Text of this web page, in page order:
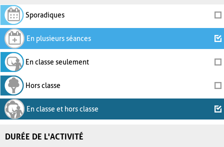
Sporadiques
En plusieurs séances
En classe seulement
Hors classe
En classe et hors classe
DURÉE DE L'ACTIVITÉ